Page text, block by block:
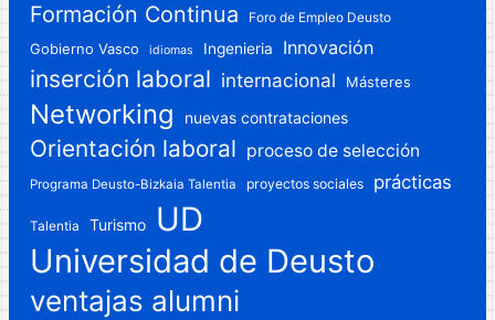
Formación Continua Foro de Empleo Deusto
Gobierno Vasco idiomas Ingenieria Innovación
inserción laboral internacional Másteres
Networking nuevas contrataciones
Orientación laboral proceso de selección
Programa Deusto-Bizkaia Talentia proyectos sociales prácticas
Talentia Turismo
UD
Universidad de Deusto
ventajas alumni